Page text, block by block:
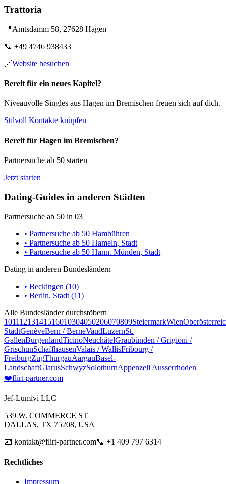
Trattoria
📍Amtsdamm 58, 27628 Hagen
📞 +49 4746 938433
🔗Website besuchen
Bereit für ein neues Kapitel?
Niveauvolle Singles aus Hagen im Bremischen freuen sich auf dich.
Stilvoll Kontakte knüpfen
Bereit für Hagen im Bremischen?
Partnersuche ab 50 starten
Jetzt starten
Dating-Guides in anderen Städten
Partnersuche ab 50 in 03
• Partnersuche ab 50 Hambühren
• Partnersuche ab 50 Hameln, Stadt
• Partnersuche ab 50 Hann. Münden, Stadt
Dating in anderen Bundesländern
• Beckingen (10)
• Berlin, Stadt (11)
Alle Bundesländer durchstöbern
10111213141516010304050206070809SteiermarkWien
StadtGenèveBern / BerneVaudLuzernSt.
GallenBurgenlandTicinoNeuchâtelGraubünden / Grigioni /
GrischunSchaffhausenValais / WallisFribourg /
FreiburgZugThurgauAargauBasel-
LandschaftGlarusSchwyzSolothurnAppenzell Ausserrhoden
❤️flirt-partner.com
Jef-Lumivi LLC
539 W. COMMERCE ST
DALLAS, TX 75208, USA
📧 kontakt@flirt-partner.com📞 +1 409 797 6314
Rechtliches
Impressum